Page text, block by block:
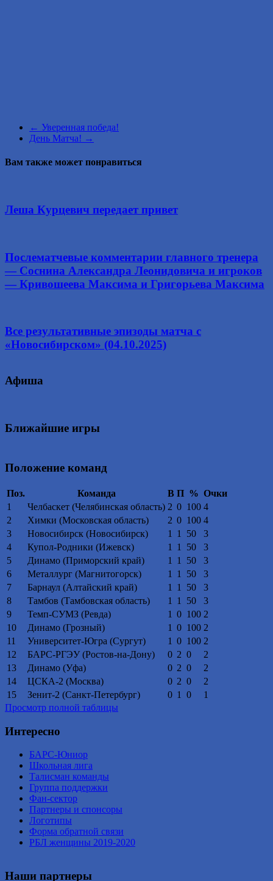
← Уверенная победа!
День Матча! →
Вам также может понравиться
Леша Курцевич передает привет
Послематчевые комментарии главного тренера
— Соснина Александра Леонидовича и игроков
— Кривошеева Максима и Григорьева Максима
Все результативные эпизоды матча с
«Новосибирском» (04.10.2025)
Афиша
Ближайшие игры
Положение команд
Поз. Команда В П % Очки
1
Челбаскет (Челябинская область) 2 0 100 4
2
Химки (Московская область) 2 0 100 4
3
Новосибирск (Новосибирск) 1 1 50
3
4
Купол-Родники (Ижевск) 1 1 50
3
5
Динамо (Приморский край) 1 1 50
3
6
Металлург (Магнитогорск) 1 1 50
3
7
Барнаул (Алтайский край) 1 1 50
3
8
Тамбов (Тамбовская область) 1 1 50
3
9
Темп-СУМЗ (Ревда) 1 0 100 2
10
Динамо (Грозный) 1 0 100 2
11
Университет-Югра (Сургут) 1 0 100 2
12
БАРС-РГЭУ (Ростов-на-Дону) 0 2 0
2
13
Динамо (Уфа) 0 2 0
2
14
ЦСКА-2 (Москва) 0 2 0
2
15
Зенит-2 (Санкт-Петербург) 0 1 0
1
Просмотр полной таблицы
Интересно
БАРС-Юниор
Школьная лига
Талисман команды
Группа поддержки
Фан-сектор
Партнеры и спонсоры
Логотипы
Форма обратной связи
РБЛ женщины 2019-2020
Наши партнеры